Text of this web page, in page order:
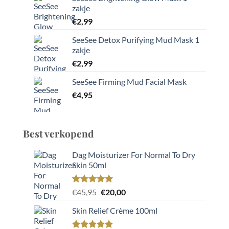
zakje
€2,99
SeeSee Detox Purifying Mud Mask 1
zakje
€2,99
SeeSee Firming Mud Facial Mask
€4,95
Best verkopend
Dag Moisturizer For Normal To Dry
Skin 50ml
Gewaardeerd
op 5
gebaseerd
op
2
klant
waarderingen
€45,95 Oorspronkelijke
was:
€45,95.
€20,00Huidige
is:
Skin Relief Crème 100ml